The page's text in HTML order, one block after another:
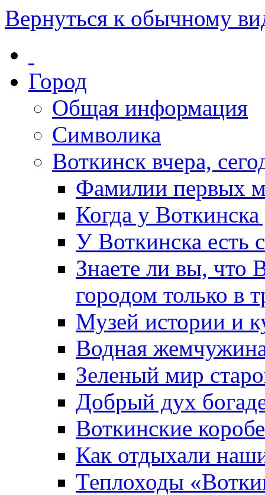
Вернуться к обычному
Город
Общая информация
Символика
Воткинск вчера,
Фамилии первых
Когда у
У Воткинска есть
Знаете ли вы, что
городом только в
Музей истории и
Водная
Зеленый мир
Добрый дух
Воткинские
Как отдыхали
Теплоходы